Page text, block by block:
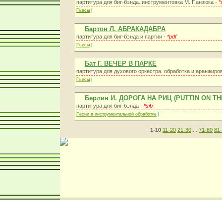
партитура для биг-бэнда. инструментовка М. Панзюка -
Пьесы
Бартон Л. АБРАКАДАБРА
партитура для биг-бэнда и партии - *pdf
Пьесы
Бат Г. ВЕЧЕР В ПАРКЕ
партитура для духового оркестра. обработка и
Пьесы
Берлин И. ДОРОГА НА РИЦ (PUTTIN ON
партитура для биг-бэнда - *sib
Песни в инструментальной обработке
1-10 11-20 21-30 71-80